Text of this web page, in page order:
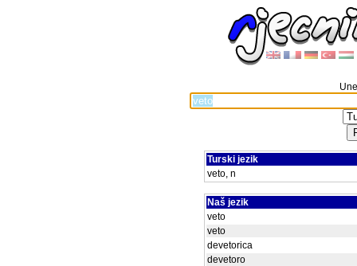
Turski jezik
veto, n
Naš jezik
veto
veto
devetorica
devetoro